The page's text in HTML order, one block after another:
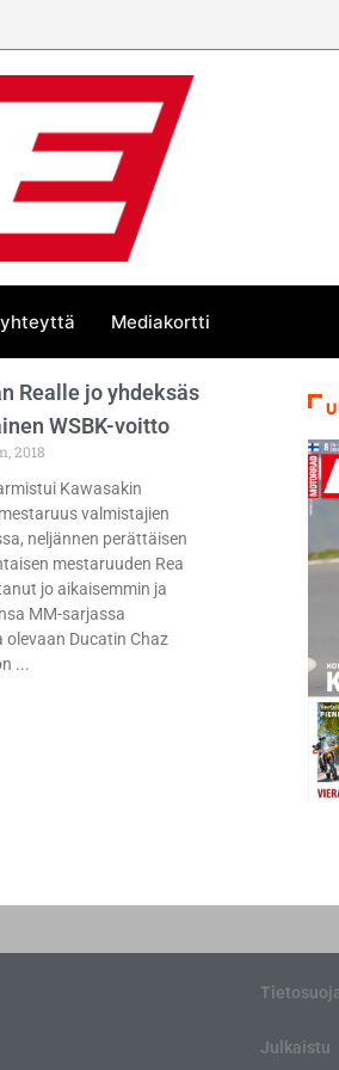
Mediakortti
Realle jo yhdeksäs
WSBK-voitto
2018
Kawasakin
valmistajien
neljännen perättäisen
mestaruuden Rea
jo aikaisemmin ja
MM-sarjassa
olevaan Ducatin Chaz
Julkaistu